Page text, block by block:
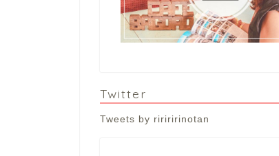
Twitter
Tweets by ririririnotan